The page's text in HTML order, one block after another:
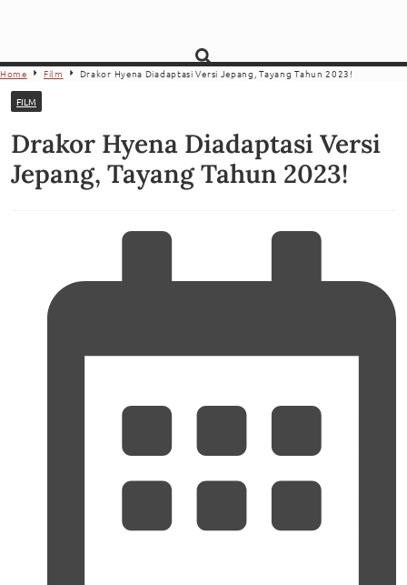
Home Film Drakor Hyena Diadaptasi Versi Jepang, Tayang Tahun 2023!
FILM
Drakor Hyena Diadaptasi Versi
Jepang, Tayang Tahun 2023!